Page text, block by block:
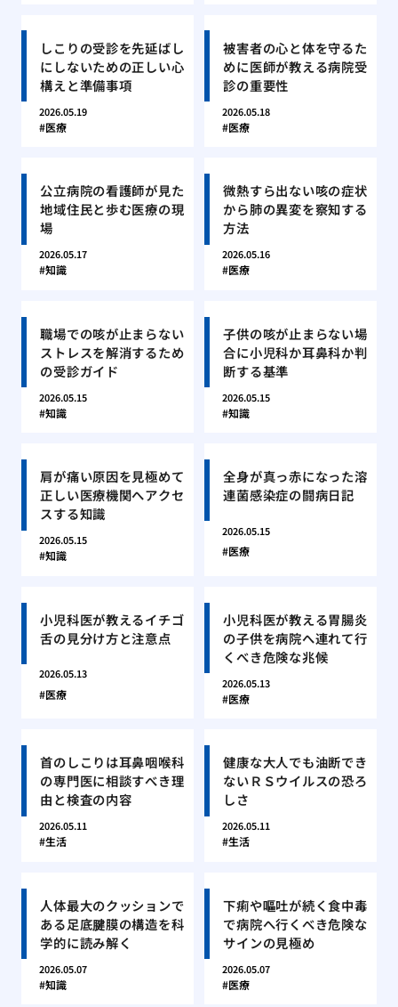
しこりの受診を先延ばし
にしないための正しい心
構えと準備事項
2026.05.19
医療
被害者の心と体を守るた
めに医師が教える病院受
診の重要性
2026.05.18
医療
公立病院の看護師が見た
地域住民と歩む医療の現
場
2026.05.17
知識
微熱すら出ない咳の症状
から肺の異変を察知する
方法
2026.05.16
医療
職場での咳が止まらない
ストレスを解消するため
の受診ガイド
2026.05.15
知識
子供の咳が止まらない場
合に小児科か耳鼻科か判
断する基準
2026.05.15
知識
肩が痛い原因を見極めて
正しい医療機関へアクセ
スする知識
2026.05.15
知識
全身が真っ赤になった溶
連菌感染症の闘病日記
2026.05.15
医療
小児科医が教えるイチゴ
舌の見分け方と注意点
2026.05.13
医療
小児科医が教える胃腸炎
の子供を病院へ連れて行
くべき危険な兆候
2026.05.13
医療
首のしこりは耳鼻咽喉科
の専門医に相談すべき理
由と検査の内容
2026.05.11
生活
健康な大人でも油断でき
ないＲＳウイルスの恐ろ
しさ
2026.05.11
生活
人体最大のクッションで
ある足底腱膜の構造を科
学的に読み解く
2026.05.07
知識
下痢や嘔吐が続く食中毒
で病院へ行くべき危険な
サインの見極め
2026.05.07
医療